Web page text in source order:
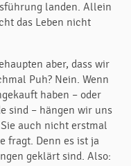
landen. Allein
das Leben nicht
aber, dass wir
Puh? Nein. Wenn
haben – oder
sind – hängen wir uns
auch nicht erstmal
fragt. Denn es ist ja
geklärt sind. Also: